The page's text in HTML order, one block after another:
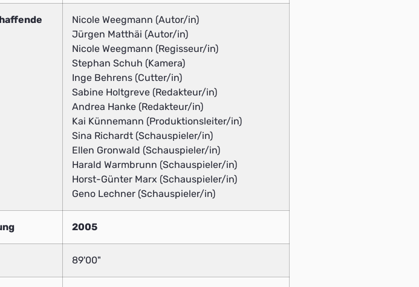
Nicole Weegmann (Autor/in)
Jürgen Matthäi (Autor/in)
Nicole Weegmann (Regisseur/in)
Stephan Schuh (Kamera)
Inge Behrens (Cutter/in)
Sabine Holtgreve (Redakteur/in)
Andrea Hanke (Redakteur/in)
Kai Künnemann (Produktionsleiter/in)
Sina Richardt (Schauspieler/in)
Ellen Gronwald (Schauspieler/in)
Harald Warmbrunn (Schauspieler/in)
Horst-Günter Marx (Schauspieler/in)
Geno Lechner (Schauspieler/in)
2005
89'00"